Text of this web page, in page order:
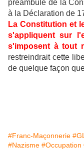
préambule de la
à la Déclaration de
La Constitution et
s'appliquent sur
s'imposent à tout
restreindrait cette
de quelque façon
#Franc-Maçonnerie
#Nazisme #Occupation